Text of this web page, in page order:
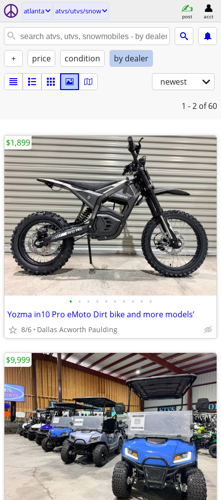
atlanta atvs/utvs/snow
post acct
+ price condition by dealer
newest
1 - 2 of 60
• • • • • • • • • •
Yozma in10 Pro eMoto Dirt bike and more models’
8/6 Dallas Acworth Paulding
$1,899
$9,999